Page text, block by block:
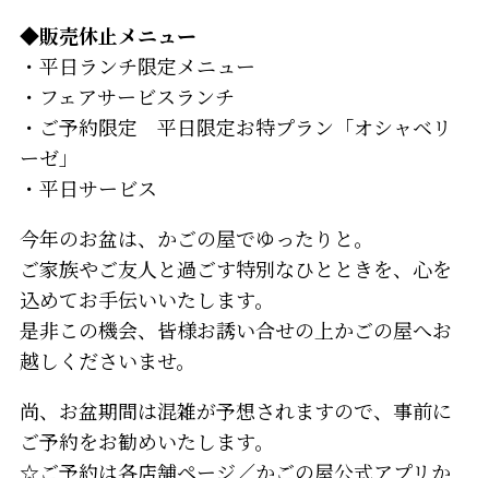
◆販売休止メニュー
・平日ランチ限定メニュー
・フェアサービスランチ
・ご予約限定 平日限定お特プラン「オシャベリ
ーゼ」
・平日サービス
今年のお盆は、かごの屋でゆったりと。
ご家族やご友人と過ごす特別なひとときを、心を
込めてお手伝いいたします。
是非この機会、皆様お誘い合せの上かごの屋へお
越しくださいませ。
尚、お盆期間は混雑が予想されますので、事前に
ご予約をお勧めいたします。
☆ご予約は各店舗ページ／かごの屋公式アプリか